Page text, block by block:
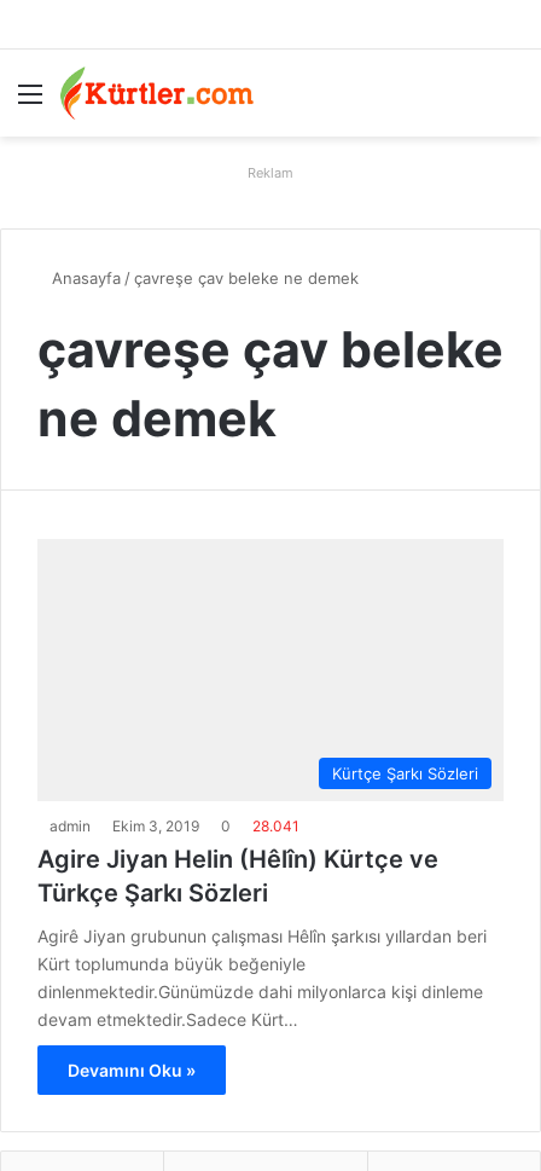
Menü
Reklam
Anasayfa /çavreşe çav beleke ne demek
çavreşe çav beleke
ne demek
Kürtçe Şarkı Sözleri
admin Ekim 3, 2019 0 28.041
Agire Jiyan Helin (Hêlîn) Kürtçe ve
Türkçe Şarkı Sözleri
Agirê Jiyan grubunun çalışması Hêlîn şarkısı yıllardan beri
Kürt toplumunda büyük beğeniyle
dinlenmektedir.Günümüzde dahi milyonlarca kişi dinleme
devam etmektedir.Sadece Kürt…
Devamını Oku »